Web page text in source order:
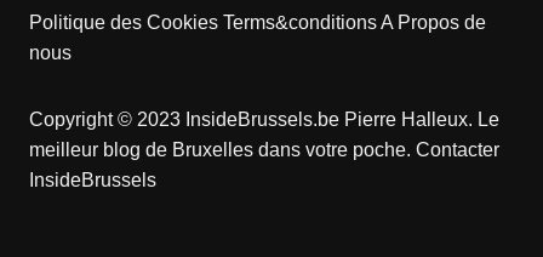
Politique des Cookies Terms&conditionsA Propos de
nous
Copyright © 2023 InsideBrussels.be Pierre Halleux. Le
meilleur blog de Bruxelles dans votre poche. Contacter
InsideBrussels